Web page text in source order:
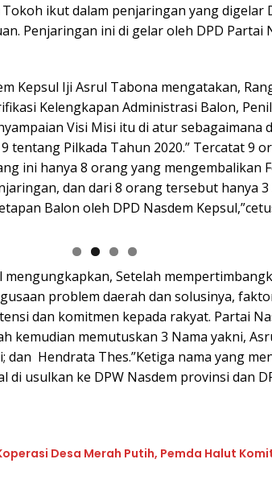
Tokoh ikut dalam penjaringan yang digelar
Penjaringan ini di gelar oleh DPD Partai
Kepsul Iji Asrul Tabona mengatakan,
Kelengkapan Administrasi Balon,
Visi Misi itu di atur sebagaimana
tentang Pilkada Tahun 2020.” Tercatat 9
ini hanya 8 orang yang mengembalikan
dan dari 8 orang tersebut hanya
Balon oleh DPD Nasdem
Setelah
problem daerah dan solusinya,
dan komitmen kepada rakyat. Partai
kemudian memutuskan 3 Nama yakni,
dan Hendrata Thes.”Ketiga nama yang
di usulkan ke DPW Nasdem provinsi dan
Desa Merah Putih, Pemda Halut